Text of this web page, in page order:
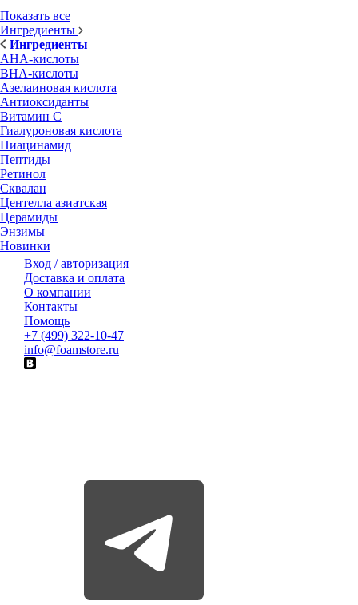
Показать все
Ингредиенты
Ингредиенты
AHA-кислоты
BHA-кислоты
Азелаиновая кислота
Антиоксиданты
Витамин С
Гиалуроновая кислота
Ниацинамид
Пептиды
Ретинол
Сквалан
Центелла азиатская
Церамиды
Энзимы
Новинки
Вход / авторизация
Доставка и оплата
О компании
Контакты
Помощь
+7 (499) 322-10-47
info@foamstore.ru